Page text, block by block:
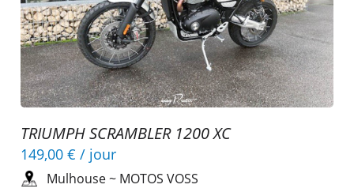
TRIUMPH SCRAMBLER 1200 XC
149,00 € / jour
Mulhouse~ MOTOS VOSS